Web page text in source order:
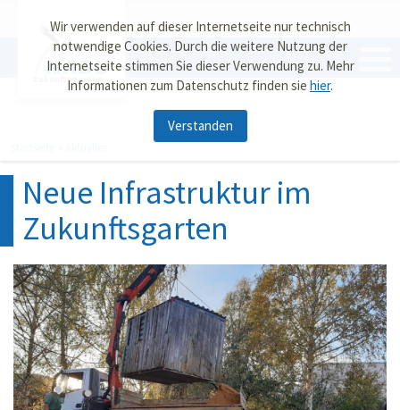
Wir verwenden auf dieser Internetseite nur technisch
notwendige Cookies. Durch die weitere Nutzung der
Internetseite stimmen Sie dieser Verwendung zu. Mehr
Informationen zum Datenschutz finden sie hier.
Verstanden
Zukunftsgarten
Neue Infrastruktur im
Zukunftsgarten